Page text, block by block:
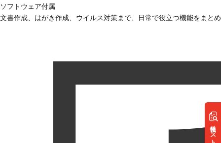
リスト
ソフトウェア付属
文書作成、はがき作成、ウイルス対策まで、日常で役立つ機能をまと